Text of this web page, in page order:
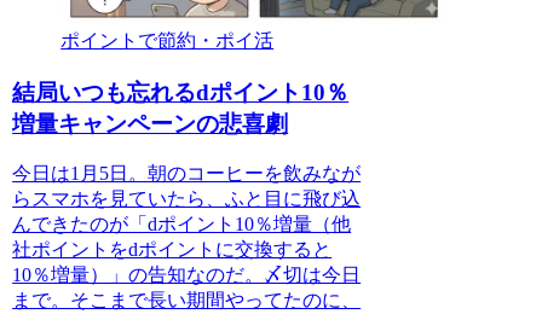
ポイントで節約・ポイ活
結局いつも忘れるdポイント10％
増量キャンペーンの悲喜劇
今日は1月5日。朝のコーヒーを飲みなが
らスマホを見ていたら、ふと目に飛び込
んできたのが「dポイント10％増量（他
社ポイントをdポイントに交換すると
10％増量）」の告知なのだ。〆切は今日
まで。そこまで長い期間やってたのに、